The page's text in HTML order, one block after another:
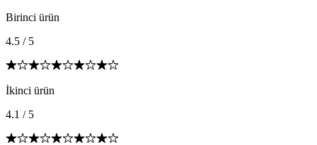
Birinci ürün
4.5 / 5
İkinci ürün
4.1 / 5